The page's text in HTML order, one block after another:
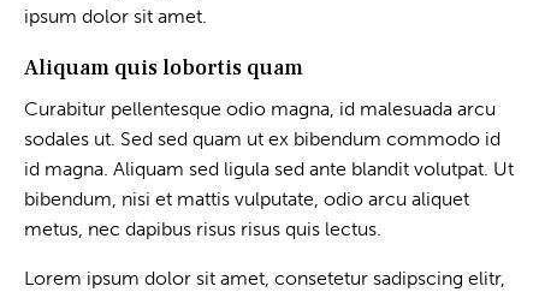
ipsum dolor sit amet.
Aliquam quis lobortis quam
Curabitur pellentesque odio magna, id malesuada arcu
sodales ut. Sed sed quam ut ex bibendum commodo id
id magna. Aliquam sed ligula sed ante blandit volutpat. Ut
bibendum, nisi et mattis vulputate, odio arcu aliquet
metus, nec dapibus risus risus quis lectus.
Lorem ipsum dolor sit amet, consetetur sadipscing elitr,